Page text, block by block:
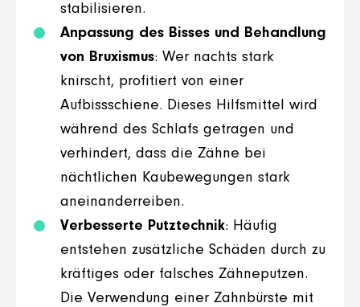
stabilisieren.
Anpassung des Bisses und Behandlung
von Bruxismus: Wer nachts stark
knirscht, profitiert von einer
Aufbissschiene. Dieses Hilfsmittel wird
während des Schlafs getragen und
verhindert, dass die Zähne bei
nächtlichen Kaubewegungen stark
aneinanderreiben.
Verbesserte Putztechnik: Häufig
entstehen zusätzliche Schäden durch zu
kräftiges oder falsches Zähneputzen.
Die Verwendung einer Zahnbürste mit